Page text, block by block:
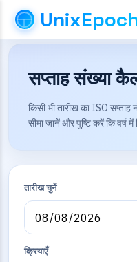
सप्ताह संख्या
किसी भी तारीख का ISO सप्ताह
सीमा जानें और पुष्टि करें कि वर्ष
तारीख चुनें
क्रियाएँ